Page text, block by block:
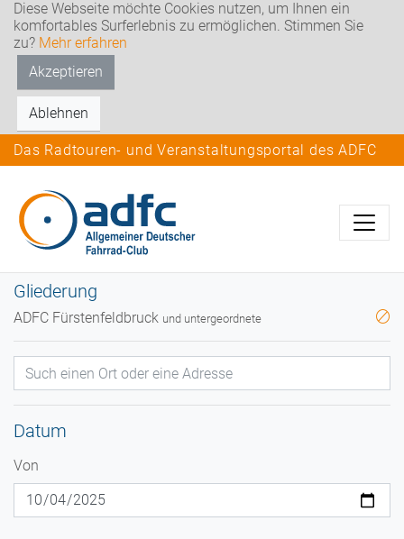
Diese Webseite möchte Cookies nutzen, um Ihnen ein
komfortables Surferlebnis zu ermöglichen. Stimmen Sie
zu? Mehr erfahren
Akzeptieren
Ablehnen
Das Radtouren- und Veranstaltungsportal des ADFC
Gliederung
ADFC Fürstenfeldbruck und untergeordnete
Datum
Von